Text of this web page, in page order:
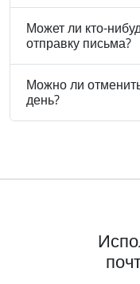
Может ли кто-
отправку письма?
Можно ли
день?